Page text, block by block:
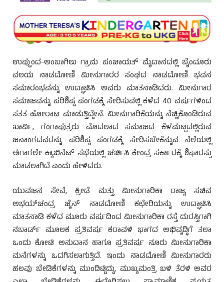
ಉಪ್ಪುಂದ-ಅಂಬಾಗಿಲು ಗ್ರಾಮ ಪಂಚಾಯತ್ ಮೈದಾನದಲ್ಲಿ ಬೈಂದೂರು
ವಲಯ ನಾಡದೋಣಿ ಮೀನುಗಾರರ ಸಂಘದ ನಾಡದೋಣಿ ಭವನ
ಸಮಾರಂಭವನ್ನು ಉದ್ಘಾಟಿಸಿ ಅವರು ಮಾತನಾಡಿದರು. ಮೀನುಗಾರ
ಸಮಾಜವನ್ನು ಪರಿಶಿಷ್ಟ ಪಂಗಡಕ್ಕೆ ಸೇರಿಸುವಲ್ಲಿ ಕಳೆದ 40 ವರ್ಷಗಳಿಂದ
ಸತತ ಹೋರಾಟ ಮಾಡುತ್ತಿದ್ದೇನೆ. ಮೀನುಗಾರಿಕೆಯನ್ನು ನೆಚ್ಚಿಕೊಂಡಿರುವ
ಖಾರ್ವಿ, ಗಂಗಾಪುತ್ರರು ಮೊದಲಾದ ಸಮಾಜದ ಕೆಳಮಟ್ಟದಲ್ಲಿರುವ
ಜನಾಂಗದವರನ್ನು ಪರಿಶಿಷ್ಠ ಪಂಗಡಕ್ಕೆ ಸೇರಿಸಬೇಕೆನ್ನುವ ನೆಲೆಯಲ್ಲಿ
ಈಗಾಗಲೇ ಕ್ಯಾಬಿನೆಟ್ ಸಭೆಯಲ್ಲಿ ಚರ್ಚಿಸಿ ಕೇಂದ್ರ ಸರ್ಕಾರಕ್ಕೆ ಶಿಫಾರಸ್ಸು
ಮಾಡಲಾಗಿದೆ ಎಂದು ಹೇಳಿದರು.
ಯುವಜನ ಸೇವೆ, ಕ್ರೀಡೆ ಮತ್ತು ಮೀನುಗಾರಿಕಾ ರಾಜ್ಯ ಸಚಿವ
ಅಭಯ್‌ಚಂದ್ರ ಜೈನ್ ನಾಡದೋಣಿ ಕಛೇರಿಯನ್ನು ಉದ್ಘಾಟಿಸಿ
ಮಾತನಾಡಿ ಕಳೆದ ಮೂರು ವರ್ಷದಿಂದ ಮೀನುಗಾರಿಕಾ ರಸ್ತೆ ದುರಸ್ತಿಗಾಗಿ
ನಬಾರ್ಡ್ ಮೂಲಕ ಪ್ರತಿವರ್ಷ ಕರಾವಳಿ ಭಾಗದ ಅಭಿವೃದ್ಧಿಗೆ ತಲಾ
ಒಂದು ಕೋಟಿ ಅನುದಾನ ಹಾಗೂ ಪ್ರತಿವರ್ಷ ನೂರು ಮೀನುಗಾರಿಕಾ
ಮನೆಗಳನ್ನು ಒದಗಿಸಲಾಗುತ್ತಿದೆ. ಇಂದು ನಾಡದೋಣಿ ಮೀನುಗಾರರು
ಹಲವು ಬೇಡಿಕೆಗಳನ್ನು ಮುಂದಿಟ್ಟಿದ್ದು, ಮುಖ್ಯಮಂತ್ರಿ ಬಳಿ ತೆರಳಿ ಅವರ